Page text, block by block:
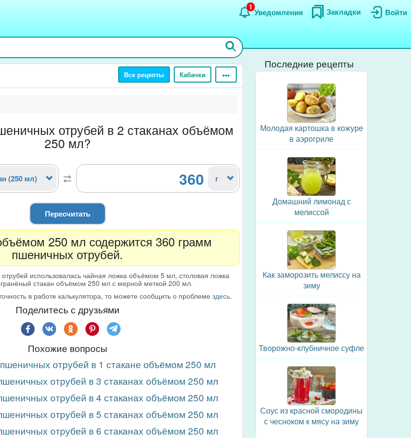
Войти
Закладки
Уведомления
1
Все рецепты Кабачки
отрубей в 2 стаканах объёмом
250 мл?
(250 мл) 360 г
Пересчитать
250 мл содержится 360 грамм
пшеничных отрубей.
использовалась чайная ложка объёмом 5 мл, столовая ложка
стакан объёмом 250 мл с мерной меткой 200 мл.
в работе калькулятора, то можете сообщить о проблеме здесь.
Поделитесь с друзьями
Похожие вопросы
отрубей в 1 стакане объёмом 250 мл
отрубей в 3 стаканах объёмом 250 мл
отрубей в 4 стаканах объёмом 250 мл
отрубей в 5 стаканах объёмом 250 мл
отрубей в 6 стаканах объёмом 250 мл
Последние рецепты
Молодая картошка в кожуре
в аэрогриле
Домашний лимонад с
мелиссой
Как заморозить мелиссу на
зиму
Творожно-клубничное суфле
Соус из красной смородины
с чесноком к мясу на зиму